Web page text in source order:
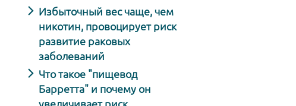
Избыточный вес чаще, чем
никотин, провоцирует риск
развитие раковых
заболеваний
Что такое "пищевод
Барретта" и почему он
увеличивает риск